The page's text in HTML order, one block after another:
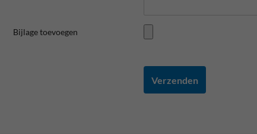
Bijlage toevoegen
Verzenden